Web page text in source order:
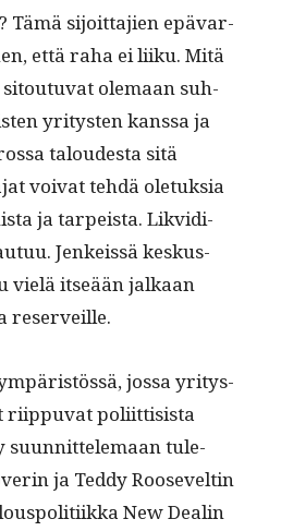
Tämä sijoit­ta­jien epä­var­
että raha ei liiku. Mitä
ole­maan suh­
yri­tys­ten kanssa ja
taloud­es­ta sitä
voivat tehdä ole­tuk­sia
ja tarpeista. Lik­vidi­
Jenkeis­sä keskus­
vielä itseään jalka­an
reserveille.
jos­sa yri­tys­
riip­pu­vat poli­it­ti­sista
suun­nit­tele­maan tule­
ja Ted­dy Roo­seveltin
New Dealin